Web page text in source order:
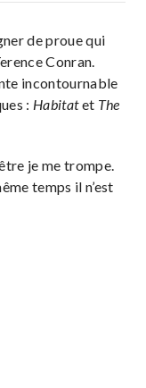
de proue qui
Conran.
incontournable
: Habitatet The
je me trompe.
temps il n’est